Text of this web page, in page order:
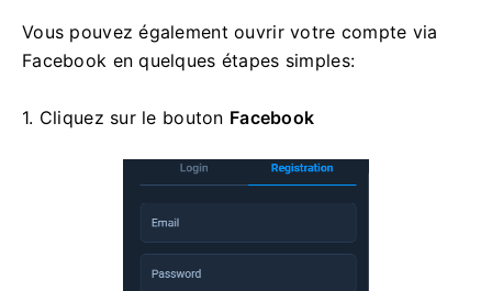
Vous pouvez également ouvrir votre compte via
Facebook en quelques étapes simples:
1. Cliquez sur le bouton Facebook